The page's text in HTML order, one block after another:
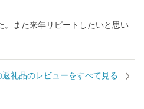
。また来年リピートしたいと思い
返礼品のレビューをすべて見る